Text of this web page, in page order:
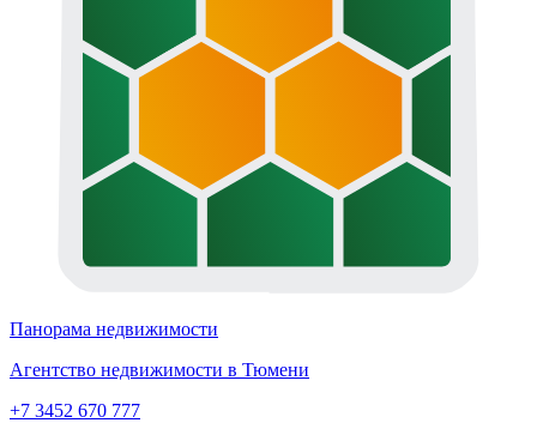
Панорама недвижимости
Агентство недвижимости в Тюмени
+7 3452 670 777